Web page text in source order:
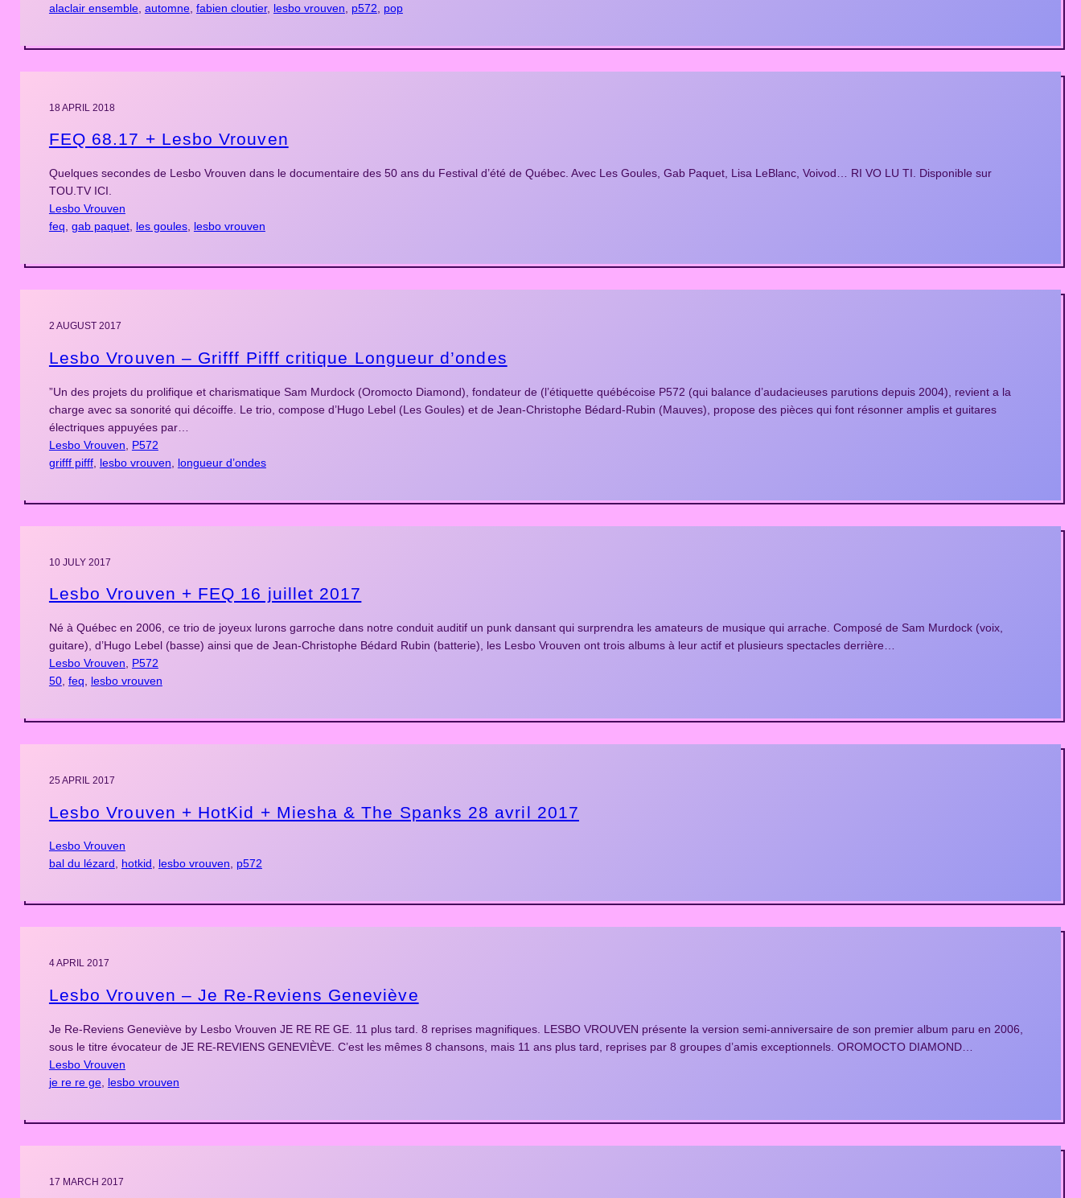
alaclair ensemble, automne, fabien cloutier, lesbo vrouven p572 pop
18 APRIL 2018
FEQ 68.17 + Lesbo Vrouven
Quelques secondes de Lesbo Vrouven dans le documentaire des 50 ans du Festival d’été de Québec. Avec Les Goules, Gab Paquet, Lisa LeBlanc, Voivod… RI VO LU TI. Disponible sur
TOU.TV ICI.
Lesbo Vrouven
feq gab paquet, les goules, lesbo vrouven
2 AUGUST 2017
Lesbo Vrouven – Grifff Pifff critique Longueur d’ondes
”Un des projets du prolifique et charismatique Sam Murdock (Oromocto Diamond), fondateur de (l’étiquette québécoise P572 (qui balance d’audacieuses parutions depuis 2004), revient a la
charge avec sa sonorité qui décoiffe. Le trio, compose d’Hugo Lebel (Les Goules) et de Jean-Christophe Bédard-Rubin (Mauves), propose des pièces qui font résonner amplis et guitares
électriques appuyées par…
Lesbo Vrouven
P572
grifff pifff, lesbo vrouven longueur d’ondes
10 JULY 2017
Lesbo Vrouven + FEQ 16 juillet 2017
Né à Québec en 2006, ce trio de joyeux lurons garroche dans notre conduit auditif un punk dansant qui surprendra les amateurs de musique qui arrache. Composé de Sam Murdock (voix,
guitare), d’Hugo Lebel (basse) ainsi que de Jean-Christophe Bédard Rubin (batterie), les Lesbo Vrouven ont trois albums à leur actif et plusieurs spectacles derrière…
Lesbo Vrouven
P572
50, feq lesbo vrouven
25 APRIL 2017
Lesbo Vrouven + HotKid + Miesha & The Spanks 28 avril 2017
Lesbo Vrouven
bal du lézard, hotkid, lesbo vrouven, p572
4 APRIL 2017
Lesbo Vrouven – Je Re-Reviens Geneviève
Je Re-Reviens Geneviève by Lesbo Vrouven JE RE RE GE. 11 plus tard. 8 reprises magnifiques. LESBO VROUVEN présente la version semi-anniversaire de son premier album paru en 2006,
sous le titre évocateur de JE RE-REVIENS GENEVIÈVE. C’est les mêmes 8 chansons, mais 11 ans plus tard, reprises par 8 groupes d’amis exceptionnels. OROMOCTO DIAMOND…
Lesbo Vrouven
je re re ge, lesbo vrouven
17 MARCH 2017